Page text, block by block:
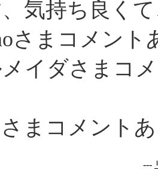
、気持ち良く
さまコメン
イダさまコ
さまコメント
---